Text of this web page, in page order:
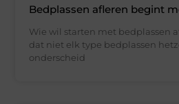
Bedplassen afleren begint
Wie wil starten met bedplassen
dat niet elk type bedplassen
onderscheid